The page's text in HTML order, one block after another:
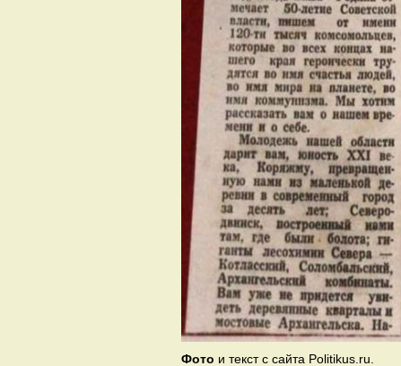
Фото и текст с сайта Politikus.ru.